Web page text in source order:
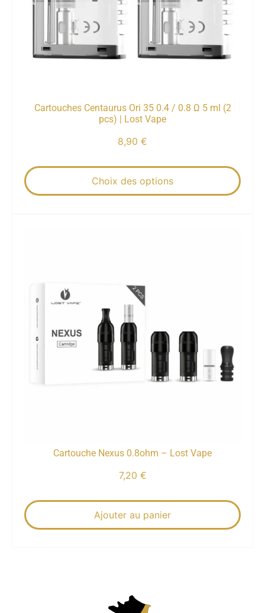
Cartouches Centaurus Ori 35 0.4 / 0.8 Ω 5 ml (2
pcs) | Lost Vape
8,90 €
Choix des options
Cartouche Nexus 0.8ohm – Lost Vape
7,20 €
Ajouter au panier